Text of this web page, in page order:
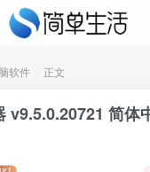
软件 正文
v9.5.0.20721 简体